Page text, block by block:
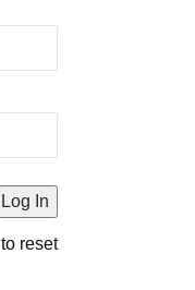
reset